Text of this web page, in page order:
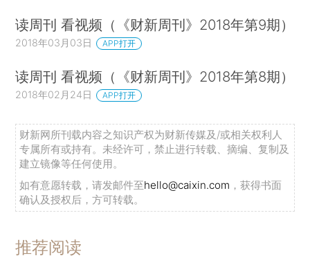
读周刊 看视频（《财新周刊》2018年第9期）
2018年03月03日 APP打开
读周刊 看视频（《财新周刊》2018年第8期）
2018年02月24日 APP打开
财新网所刊载内容之知识产权为财新传媒及/或相关权利人
专属所有或持有。未经许可，禁止进行转载、摘编、复制及
建立镜像等任何使用。
如有意愿转载，请发邮件至hello@caixin.com ，获得书面
确认及授权后，方可转载。
推荐阅读